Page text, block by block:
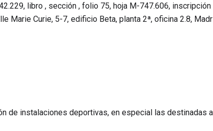
libro , sección , folio 75, hoja M-747.606, inscripción
Marie Curie, 5-7, edificio Beta, planta 2ª, oficina 2.8,
de instalaciones deportivas, en especial las destinadas